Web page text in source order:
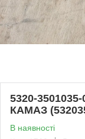
5320-
КАМАЗ
В наявності